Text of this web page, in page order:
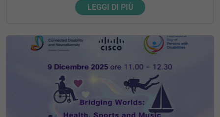
LEGGI DI PIÙ